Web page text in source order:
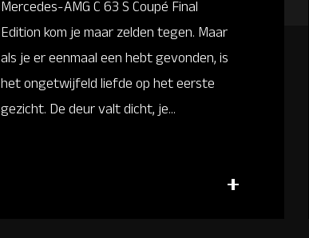
Mercedes-AMG C 63 S Coupé Final
Edition kom je maar zelden tegen. Maar
als je er eenmaal een hebt gevonden, is
het ongetwijfeld liefde op het eerste
gezicht. De deur valt dicht, je...